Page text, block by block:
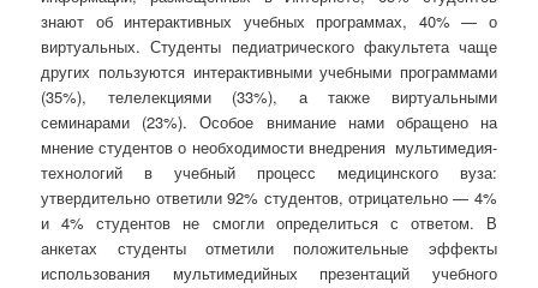
знают об интерактивных учебных программах, 40% — о
виртуальных. Студенты педиатрического факультета чаще
других пользуются интерактивными учебными программами
(35%), телелекциями (33%), а также виртуальными
семинарами (23%). Особое внимание нами обращено на
мнение студентов о необходимости внедрения мультимедия-
технологий в учебный процесс медицинского вуза:
утвердительно ответили 92% студентов, отрицательно — 4%
и 4% студентов не смогли определиться с ответом. В
анкетах студенты отметили положительные эффекты
использования мультимедийных презентаций учебного